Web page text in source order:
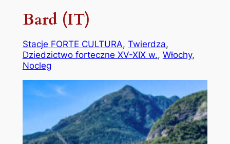
Bard (IT)
Stacje FORTE CULTURA, Twierdza
Dziedzictwo forteczne XV-XIX w., Włochy
Nocleg